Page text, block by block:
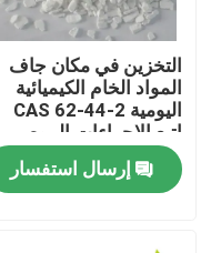
التخزين في مكان جاف
المواد الخام الكيميائية
اليومية CAS 62-44-2
اتبع الإجراءات الموصى
بها للتعامل مع الجرعة
للصيغ إرسال استفسار